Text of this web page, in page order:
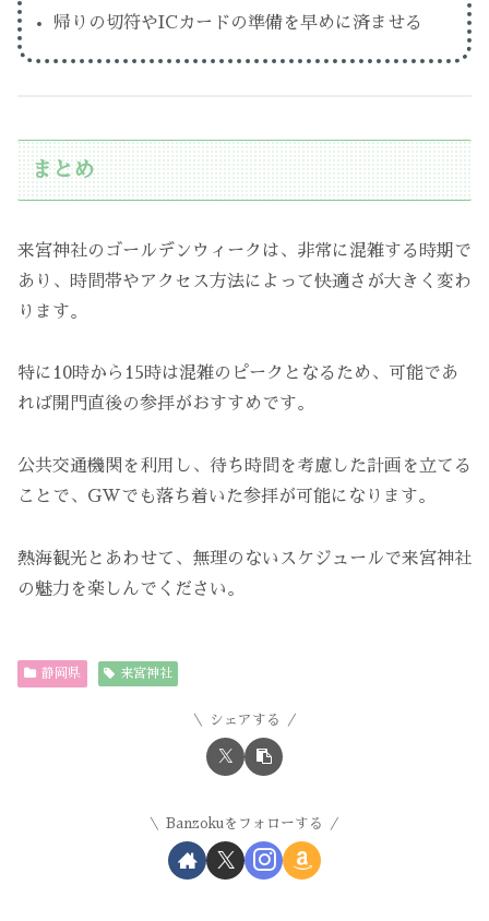
帰りの切符やICカードの準備を早めに済ませる
まとめ
来宮神社のゴールデンウィークは、非常に混雑する時期で
あり、時間帯やアクセス方法によって快適さが大きく変わ
ります。
特に10時から15時は混雑のピークとなるため、可能であ
れば開門直後の参拝がおすすめです。
公共交通機関を利用し、待ち時間を考慮した計画を立てる
ことで、GWでも落ち着いた参拝が可能になります。
熱海観光とあわせて、無理のないスケジュールで来宮神社
の魅力を楽しんでください。
静岡県 来宮神社
シェアする
Banzokuをフォローする